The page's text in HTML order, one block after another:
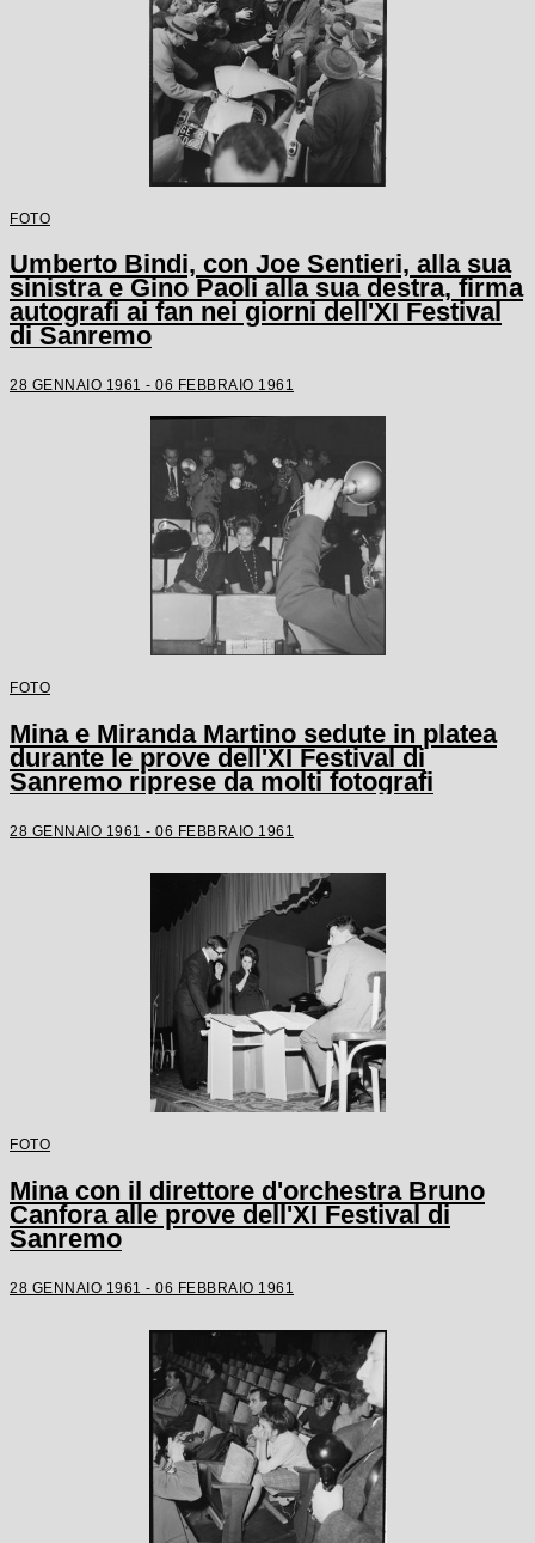
FOTO
Umberto Bindi, con Joe Sentieri, alla sua
sinistra e Gino Paoli alla sua destra, firma
autografi ai fan nei giorni dell'XI Festival
di Sanremo
28 GENNAIO 1961 - 06 FEBBRAIO 1961
FOTO
Mina e Miranda Martino sedute in platea
durante le prove dell'XI Festival di
Sanremo riprese da molti fotografi
28 GENNAIO 1961 - 06 FEBBRAIO 1961
FOTO
Mina con il direttore d'orchestra Bruno
Canfora alle prove dell'XI Festival di
Sanremo
28 GENNAIO 1961 - 06 FEBBRAIO 1961